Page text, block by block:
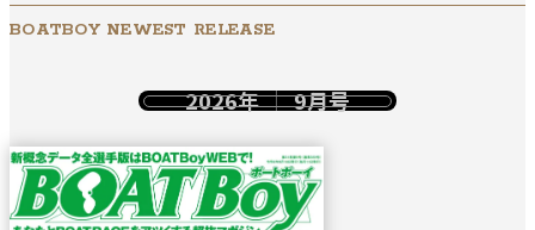
BOATBOY NEWEST RELEASE
2026年 9月号